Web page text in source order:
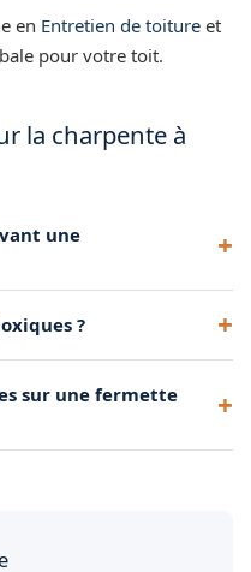
en Entretien de toiture et
pour votre toit.
la charpente à
une
couverture.
?
séchage.
sur une fermette